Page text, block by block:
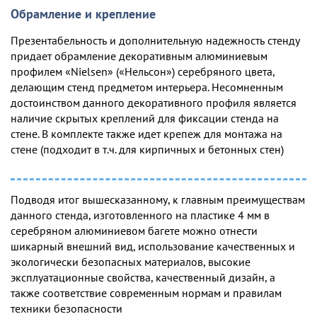
Обрамление и крепление
Презентабельность и дополнительную надежность стенду
придает обрамление декоративным алюминиевым
профилем «Nielsen» («Нельсон») серебряного цвета,
делающим стенд предметом интерьера. Несомненным
достоинством данного декоративного профиля является
наличие скрытых креплений для фиксации стенда на
стене. В комплекте также идет крепеж для монтажа на
стене (подходит в т.ч. для кирпичных и бетонных стен)
Подводя итог вышесказанному, к главным преимуществам
данного стенда, изготовленного на пластике 4 мм в
серебряном алюминиевом багете можно отнести
шикарный внешний вид, использование качественных и
экологически безопасных материалов, высокие
эксплуатационные свойства, качественный дизайн, а
также соответствие современным нормам и правилам
техники безопасности